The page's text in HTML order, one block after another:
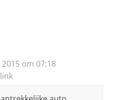
om 07:18